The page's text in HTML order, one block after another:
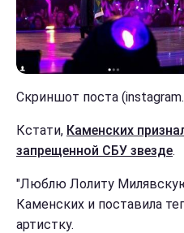
Скриншот поста
Кстати, Каменских
запрещенной СБУ звезде.
"Люблю Лолиту
Каменских и поставила
артистку.